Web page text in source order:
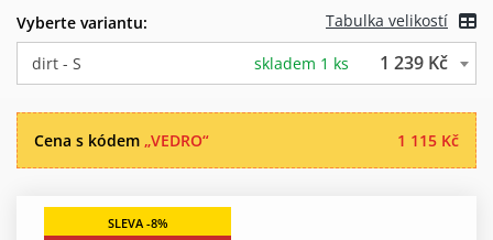
Vyberte variantu: Tabulka velikostí
dirt - S skladem 1 ks 1 239 Kč
1 115 Kč
Cena s kódem „VEDRO“